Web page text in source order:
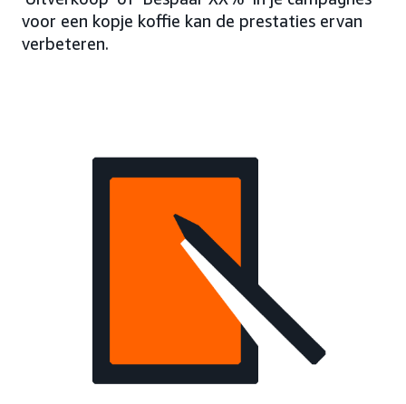
voor een kopje koffie kan de prestaties ervan
verbeteren.